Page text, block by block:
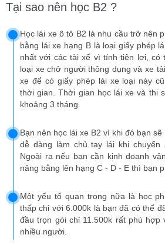
Tại sao nên học B2 ?
Học lái xe ô tô B2 là nhu cầu trở nên
bằng lái xe hạng B là loại giấy phép
nhất với các tài xế vì tính tiện lợi, có
loại xe chở người thông dụng và xe
xe để có giấy phép lái xe loại này
thời gian. Thời gian học lái xe và thi
khoảng 3 tháng.
Bạn nên học lái xe B2 vì khi đó bạn
dễ dàng làm chủ tay lái khi chuyển
Ngoài ra nếu bạn cần kinh doanh
nâng bằng lên hạng C - D - E thì bạn
Một yếu tố quan trọng nữa là học
thấp chỉ với 6.000k là bạn đã có thể
đầu trọn gói chỉ 11.500k rất phù hợp
nhiều người.